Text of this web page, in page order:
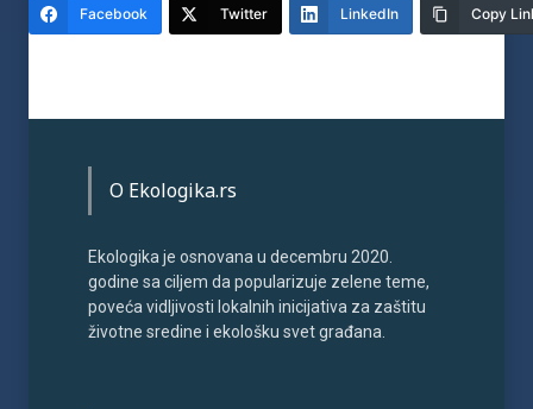
Facebook Twitter LinkedIn Copy
O Ekologika.rs
Ekologika je osnovana u decembru 2020.
godine sa ciljem da popularizuje zelene teme,
poveća vidljivosti lokalnih inicijativa za zaštitu
životne sredine i ekološku svet građana.